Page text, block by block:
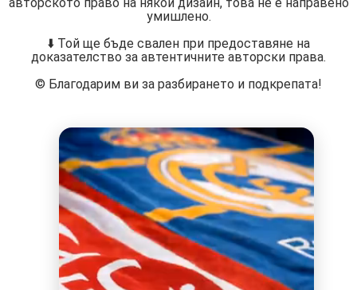
умишлено.
⬇️ Той ще бъде свален при предоставяне на
доказателство за автентичните авторски права.
©️ Благодарим ви за разбирането и подкрепата!